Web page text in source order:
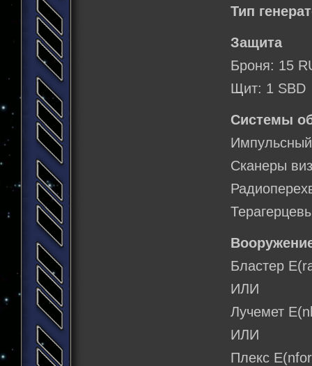
Тип
Защита
Броня: 15
Щит: 1 SBD
Системы
Сканеры
Бластер
ИЛИ
Лучемет
ИЛИ
Плекс